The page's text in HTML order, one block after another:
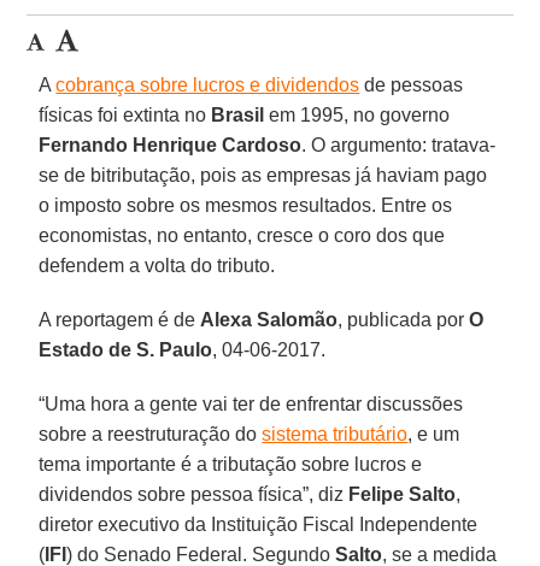
Acobrança sobre lucros e dividendos de pessoas
físicas foi extinta no Brasil em 1995, no governo
Fernando Henrique Cardoso. O argumento: tratava-
se de bitributação, pois as empresas já haviam pago
o imposto sobre os mesmos resultados. Entre os
economistas, no entanto, cresce o coro dos que
defendem a volta do tributo.
A reportagem é de Alexa Salomão, publicada porO
Estado de S. Paulo, 04-06-2017.
“Uma hora a gente vai ter de enfrentar discussões
sobre a reestruturação dosistema tributário, e um
tema importante é a tributação sobre lucros e
dividendos sobre pessoa física”, diz Felipe Salto,
diretor executivo da Instituição Fiscal Independente
( IFI) do Senado Federal. SegundoSalto, se a medida